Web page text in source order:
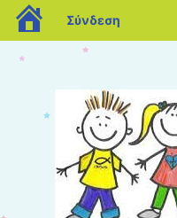
blogs.sch.gr
Σύνδεση